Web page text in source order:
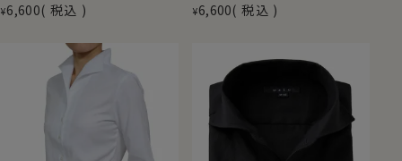
¥6,600 税込 ¥6,600 税込